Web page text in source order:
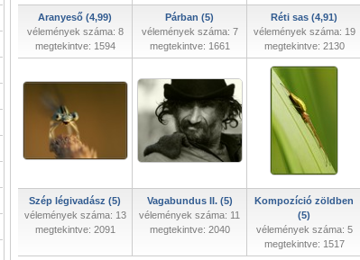
Aranyeső (4,99)
vélemények száma: 8
megtekintve: 1594
Párban (5)
vélemények száma: 7
megtekintve: 1661
Réti sas (4,91)
vélemények száma: 19
megtekintve: 2130
Szép légivadász (5)
vélemények száma: 13
megtekintve: 2091
Vagabundus II. (5)
vélemények száma: 11
megtekintve: 2040
Kompozíció zöldben
(5)
vélemények száma: 5
megtekintve: 1517